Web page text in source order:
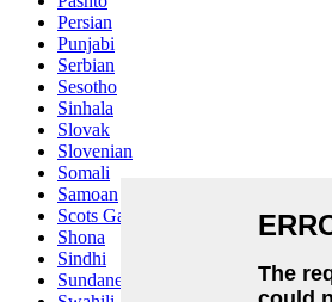
Persian
Punjabi
Serbian
Sesotho
Sinhala
Slovak
Slovenian
Somali
Samoan
Scots Gaelic
Shona
Sindhi
Sundanese